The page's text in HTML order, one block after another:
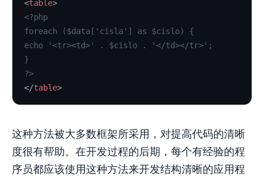
<table>
<?php
foreach ($data['cisla'] as $cislo) {
echo '<tr><td>' . $cislo . '</td></tr>';
}
?>
</table>
这种方法被大多数框架所采用，对提高代码的清晰
度很有帮助。在开发过程的后期，每个有经验的程
序员都应该使用这种方法来开发结构清晰的应用程